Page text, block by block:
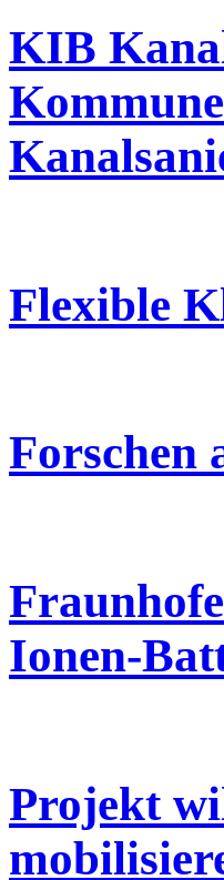
KIB
Flexible
Forschen
Ionen-
Projekt